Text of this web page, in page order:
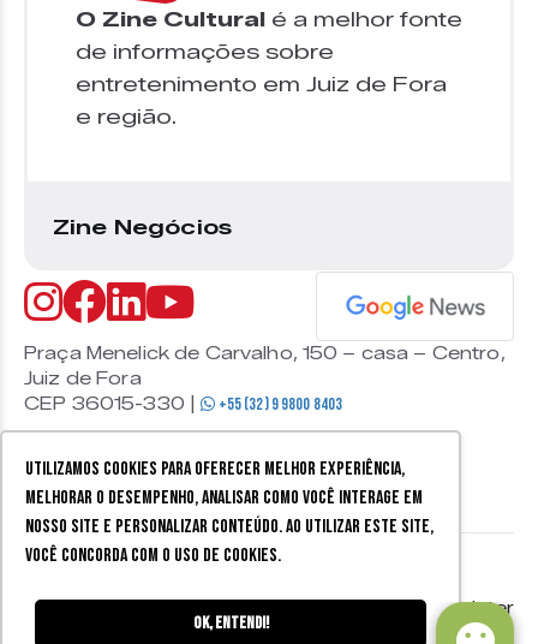
Utilizamos cookies para oferecer melhor experiência,
melhorar o desempenho, analisar como você interage em
nosso site e personalizar conteúdo. Ao utilizar este site,
você concorda com o uso de cookies.
Ok, entendi!
O Zine Cultural é a melhor fonte
de informações sobre
entretenimento em Juiz de Fora
e região.
Zine Negócios
Praça Menelick de Carvalho, 150 – casa – Centro,
Juiz de Fora
CEP 36015-330 |
+55 (32) 9 9800 8403
os direitos reservados.
Mobister